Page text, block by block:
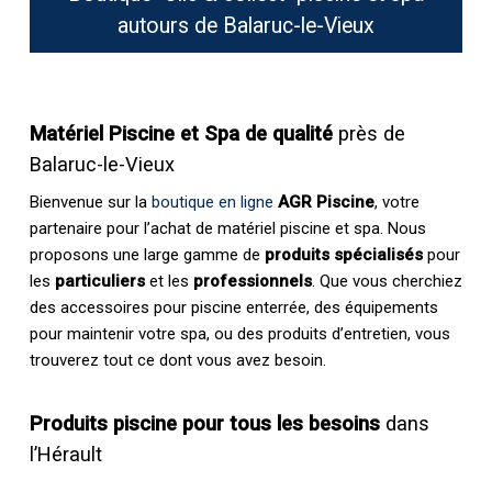
autours de Balaruc-le-Vieux
Matériel Piscine et Spa de qualité près de
Balaruc-le-Vieux
Bienvenue sur la boutique en ligne AGR Piscine, votre
partenaire pour l’achat de matériel piscine et spa. Nous
proposons une large gamme de produits spécialiséspour
les particulierset les professionnels. Que vous cherchiez
des accessoires pour piscine enterrée, des équipements
pour maintenir votre spa, ou des produits d’entretien, vous
trouverez tout ce dont vous avez besoin.
Produits piscine pour tous les besoins dans
l’Hérault